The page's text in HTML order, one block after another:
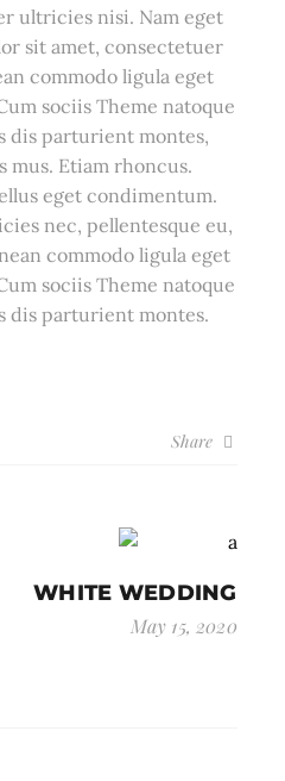
ultricies nisi. Nam eget
sit amet, consectetuer
commodo ligula eget
sociis Theme natoque
dis parturient montes,
Etiam rhoncus.
eget condimentum.
nec, pellentesque eu,
commodo ligula eget
sociis Theme natoque
dis parturient montes.
Share
WHITE WEDDING
May 15, 2020